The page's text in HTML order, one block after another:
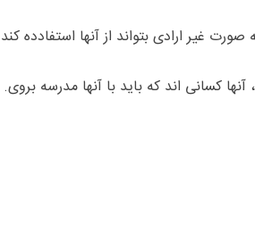
غیر ارادی بتواند از آنها استفادده
کسانی اند که باید با آنها مدرسه بروی.